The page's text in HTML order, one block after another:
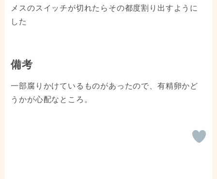
メスのスイッチが切れたらその都度割り出すように
した
備考
一部腐りかけているものがあったので、有精卵かど
うかが心配なところ。